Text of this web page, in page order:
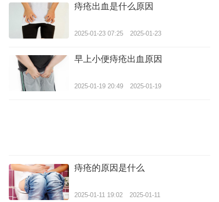
痔疮出血是什么原因
2025-01-23 07:25 2025-01-23
早上小便痔疮出血原因
2025-01-19 20:49 2025-01-19
痔疮的原因是什么
2025-01-11 19:02 2025-01-11